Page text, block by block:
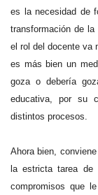
es la necesidad de
transformación de
el rol del docente va
es más bien un
goza o debería
educativa, por su
distintos procesos.
Ahora bien,
la estricta tarea de
compromisos que